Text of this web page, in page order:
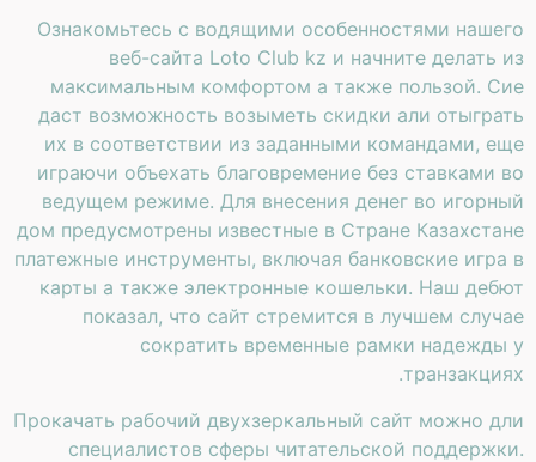
Ознакомьтесь с водящими особенностями нашего
веб-сайта Loto Club kz и начните делать из
максимальным комфортом а также пользой. Сие
даст возможность возыметь скидки али отыграть
их в соответствии из заданными командами, еще
играючи объехать благовремение без ставками во
ведущем режиме. Для внесения денег во игорный
дом предусмотрены известные в Стране Казахстане
платежные инструменты, включая банковские игра в
карты а также электронные кошельки. Наш дебют
показал, что сайт стремится в лучшем случае
сократить временные рамки надежды у
транзакциях.
Прокачать рабочий двухзеркальный сайт можно дли
специалистов сферы читательской поддержки.